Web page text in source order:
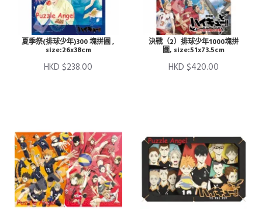
夏季祭(排球少年)300 塊拼圖 ,
size:26x38cm
HKD $238.00
決戰（2）排球少年1000塊拼
圖, size:51x73.5cm
HKD $420.00